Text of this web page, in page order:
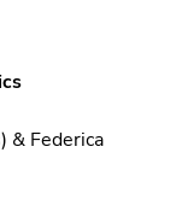
& Federica